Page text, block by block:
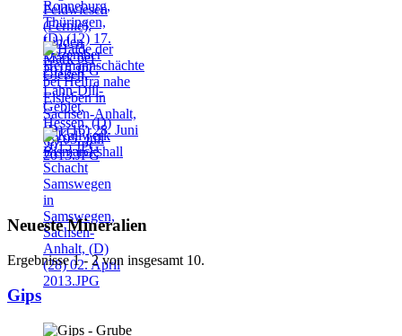
Neueste Mineralien
Ergebnisse 1 - 2 von insgesamt 10.
Gips